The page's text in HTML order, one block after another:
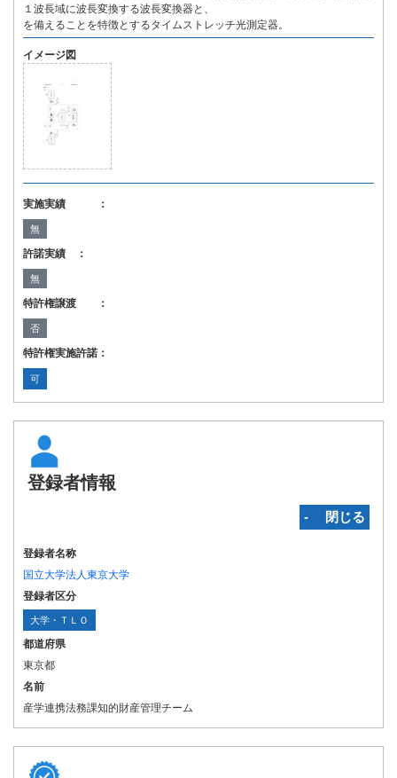
１波長域に波長変換する波長変換器と、
を備えることを特徴とするタイムストレッチ光測定器。
イメージ図
実施実績 ：
無
許諾実績 ：
無
特許権譲渡 ：
否
特許権実施許諾：
可
登録者情報
‐ 閉じる
登録者名称
国立大学法人東京大学
登録者区分
大学・ＴＬＯ
都道府県
東京都
名前
産学連携法務課知的財産管理チーム